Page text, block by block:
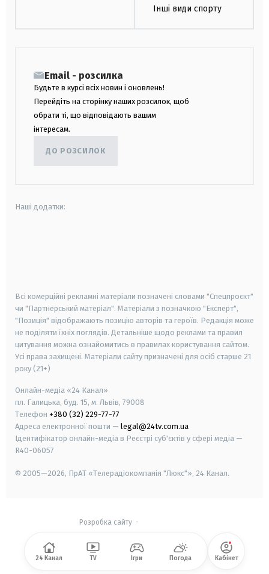
Інші види спорту
Email - розсилка
Будьте в курсі всіх новин і оновлень!
Перейдіть на сторінку наших розсилок, щоб
обрати ті, що відповідають вашим
інтересам.
ДО РОЗСИЛОК
Наші додатки:
Всі комерційні рекламні матеріали позначені словами "Спецпроєкт"
чи "Партнерський матеріал". Матеріали з позначкою "Експерт",
"Позиція" відображають позицію авторів та героїв. Редакція може
не поділяти їхніх поглядів. Детальніше щодо реклами та правил
цитування можна ознайомитись в правилах користування сайтом.
Усі права захищені. Матеріали сайту призначені для осіб старше 21
року (21+)
Онлайн-медіа «24 Канал»
пл. Галицька, буд. 15, м. Львів, 79008
Телефон +380 (32) 229-77-77
Адреса електронної пошти — legal@24tv.com.ua
Ідентифікатор онлайн-медіа в Реєстрі суб'єктів у сфері медіа —
R40-06057
© 2005—2026, ПрАТ «Телерадіокомпанія "Люкс"», 24 Канал.
Розробка сайту-
24 Канал TV Ігри Погода Кабінет